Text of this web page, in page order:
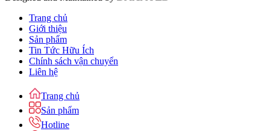
Trang chủ
Giới thiệu
Sản phẩm
Tin Tức Hữu Ích
Chính sách vận chuyển
Liên hệ
Trang chủ
Sản phẩm
Hotline